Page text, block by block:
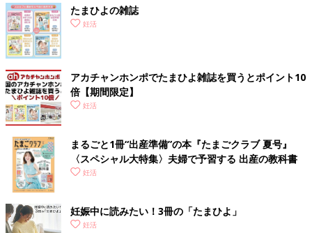
たまひよの雑誌
妊活
アカチャンホンポでたまひよ雑誌を買うとポイント10
倍【期間限定】
妊活
まるごと1冊“出産準備”の本『たまごクラブ 夏号』
〈スペシャル大特集〉夫婦で予習する 出産の教科書
妊活
妊娠中に読みたい！3冊の「たまひよ」
妊活